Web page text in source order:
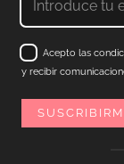
Acepto las
y recibir